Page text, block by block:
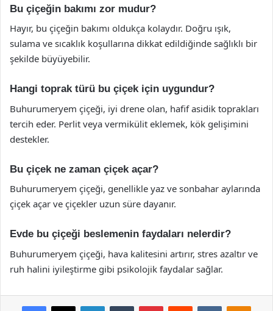
Bu çiçeğin bakımı zor mudur?
Hayır, bu çiçeğin bakımı oldukça kolaydır. Doğru ışık,
sulama ve sıcaklık koşullarına dikkat edildiğinde sağlıklı bir
şekilde büyüyebilir.
Hangi toprak türü bu çiçek için uygundur?
Buhurumeryem çiçeği, iyi drene olan, hafif asidik toprakları
tercih eder. Perlit veya vermikülit eklemek, kök gelişimini
destekler.
Bu çiçek ne zaman çiçek açar?
Buhurumeryem çiçeği, genellikle yaz ve sonbahar aylarında
çiçek açar ve çiçekler uzun süre dayanır.
Evde bu çiçeği beslemenin faydaları nelerdir?
Buhurumeryem çiçeği, hava kalitesini artırır, stres azaltır ve
ruh halini iyileştirme gibi psikolojik faydalar sağlar.
Facebook
X LinkedInTumblr PinterestReddit VKontakte